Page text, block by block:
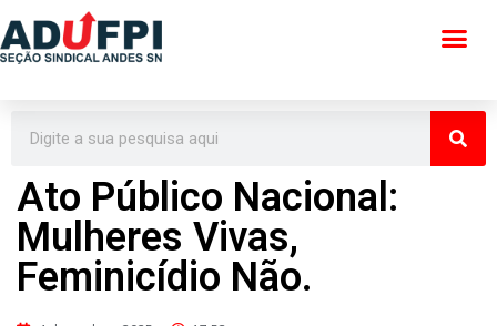
Pular
conteúdo
Ato Público Nacional:
Mulheres Vivas,
Feminicídio Não.